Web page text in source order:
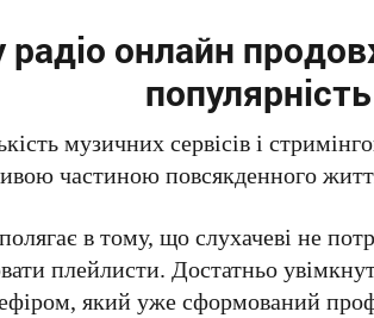
онлайн
популярність
музичних сервісів і
частиною повсякденного
в тому, що слухачеві не
плейлисти. Достатньо
який уже сформований